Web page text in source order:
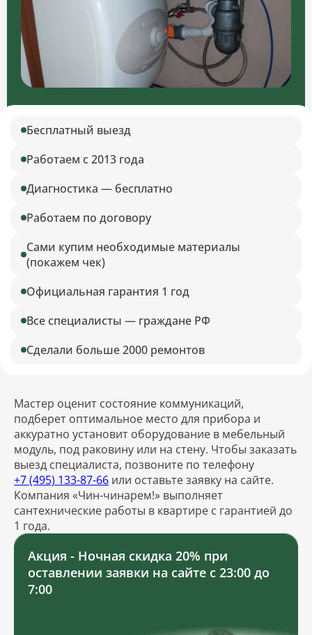
Бесплатный выезд
Работаем с 2013 года
Диагностика — бесплатно
Работаем по договору
Сами купим необходимые материалы
(покажем чек)
Официальная гарантия 1 год
Все специалисты — граждане РФ
Сделали больше 2000 ремонтов
Мастер оценит состояние коммуникаций,
подберет оптимальное место для прибора и
аккуратно установит оборудование в мебельный
модуль, под раковину или на стену. Чтобы заказать
выезд специалиста, позвоните по телефону
+7 (495) 133-87-66 или оставьте заявку на сайте.
Компания «Чин-чинарем!» выполняет
сантехнические работы в квартире с гарантией до
1 года.
Акция - Ночная скидка 20% при
оставлении заявки на сайте с 23:00 до
7:00